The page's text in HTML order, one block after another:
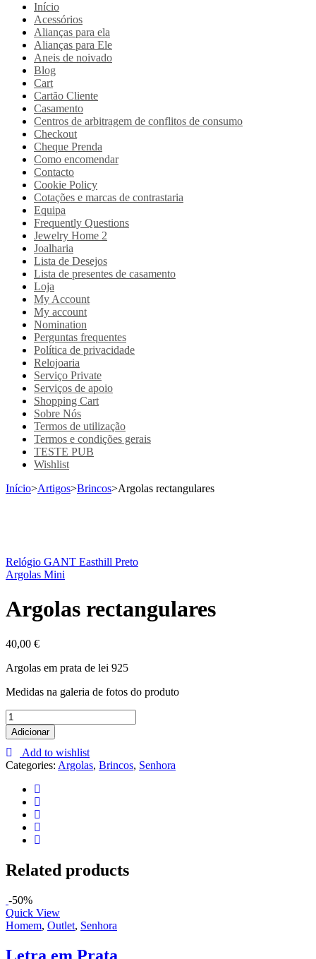
Início
Acessórios
Alianças para ela
Alianças para Ele
Aneis de noivado
Blog
Cart
Cartão Cliente
Casamento
Centros de arbitragem de conflitos de consumo
Checkout
Cheque Prenda
Como encomendar
Contacto
Cookie Policy
Cotações e marcas de contrastaria
Equipa
Frequently Questions
Jewelry Home 2
Joalharia
Lista de Desejos
Lista de presentes de casamento
Loja
My Account
My account
Nomination
Perguntas frequentes
Política de privacidade
Relojoaria
Serviço Private
Serviços de apoio
Shopping Cart
Sobre Nós
Termos de utilização
Termos e condições gerais
TESTE PUB
Wishlist
Início>Artigos>Brincos>Argolas rectangulares
Relógio GANT Easthill Preto
Argolas Mini
Argolas rectangulares
40,00 €
Argolas em prata de lei 925
Medidas na galeria de fotos do produto
Argolas
rectangulares
quantity
Adicionar
Add to wishlist
Categories: Argolas, Brincos, Senhora
Related products
-50%
Quick View
Homem, Outlet, Senhora
Letra em Prata